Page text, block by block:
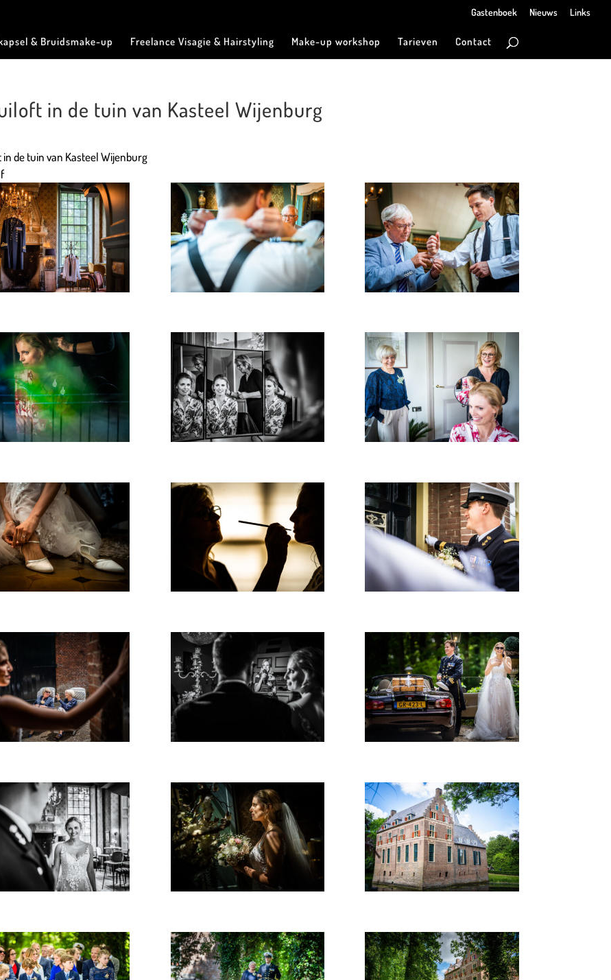
Gastenboek Nieuws Links
& Bruidsmake-up Freelance Visagie & Hairstyling Make-up workshop Tarieven Contact
in de tuin van Kasteel Wijenburg
de tuin van Kasteel Wijenburg